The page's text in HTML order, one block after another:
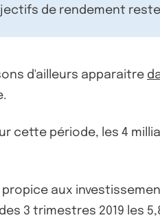
de rendement
d'ailleurs apparaitre
cette période, les 4
propice aux
3 trimestres 2019 les